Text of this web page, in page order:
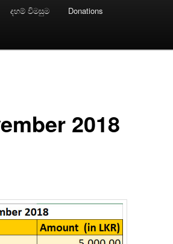
දහම් විමසුම Donations
2018